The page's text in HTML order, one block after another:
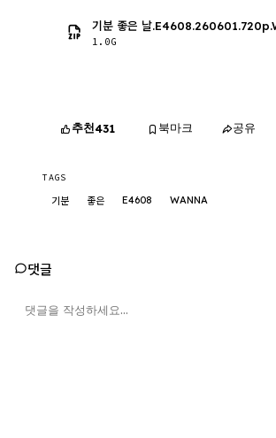
기분 좋은 날
1.0G
추천431 북마크 공유
TAGS
기분 좋은 E4608 WANNA
댓글